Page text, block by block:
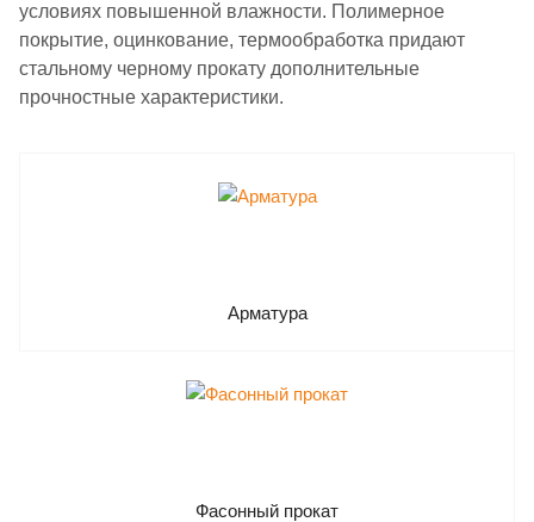
условиях повышенной влажности. Полимерное
покрытие, оцинкование, термообработка придают
стальному черному прокату дополнительные
прочностные характеристики.
Арматура
Фасонный прокат